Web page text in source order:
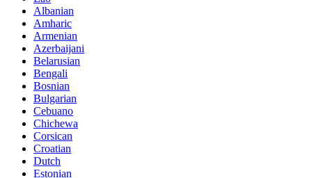
Albanian
Amharic
Armenian
Azerbaijani
Belarusian
Bengali
Bosnian
Bulgarian
Cebuano
Chichewa
Corsican
Croatian
Dutch
Estonian